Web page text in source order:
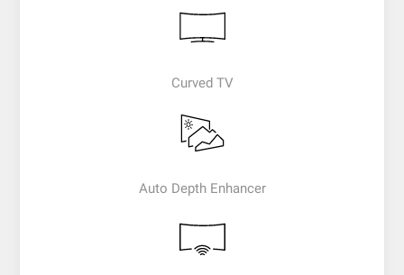
Curved TV
Auto Depth Enhancer